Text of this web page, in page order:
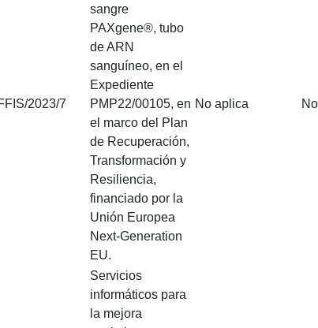
2023/7
sangre
PAXgene®, tubo
de ARN
sanguíneo, en el
Expediente
PMP22/00105, en
el marco del Plan
de Recuperación,
Transformación y
Resiliencia,
financiado por la
Unión Europea
Next-Generation
EU.
No aplica
Servicios
informáticos para
la mejora